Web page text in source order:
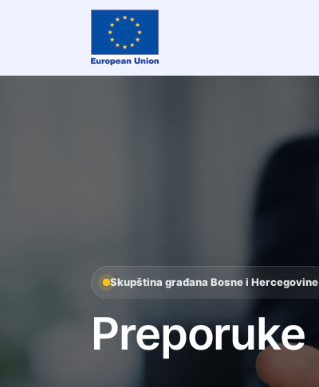
Skip to content
Skupština građana Bosne i Hercegovine
Preporuke